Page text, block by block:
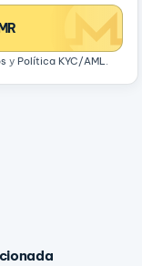
y Política KYC/AML.